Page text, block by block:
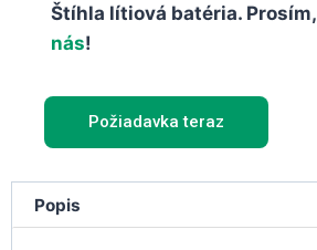
Štíhla lítiová batéria. Prosím,
nás!
Požiadavka teraz
Popis